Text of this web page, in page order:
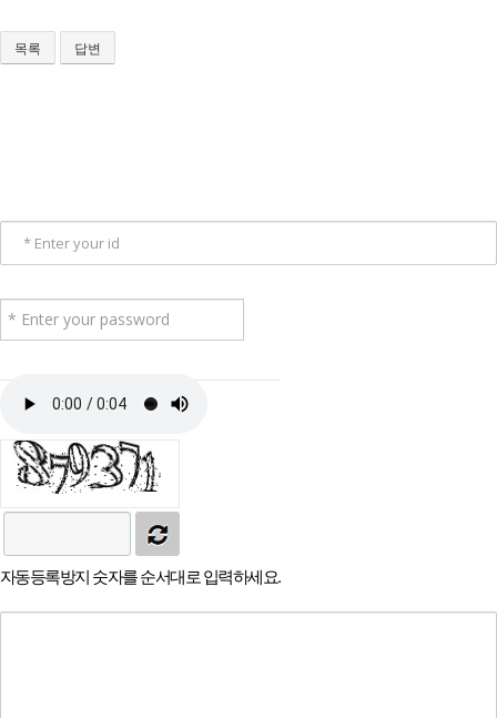
목록 답변
자동등록방지 숫자를 순서대로 입력하세요.